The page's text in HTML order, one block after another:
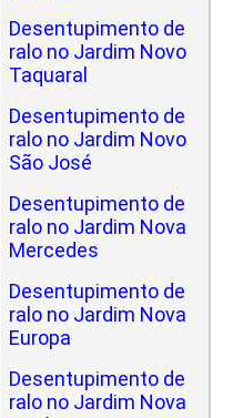
Desentupimento de
ralo no Jardim Novo
Taquaral
Desentupimento de
ralo no Jardim Novo
São José
Desentupimento de
ralo no Jardim Nova
Mercedes
Desentupimento de
ralo no Jardim Nova
Europa
Desentupimento de
ralo no Jardim Nova